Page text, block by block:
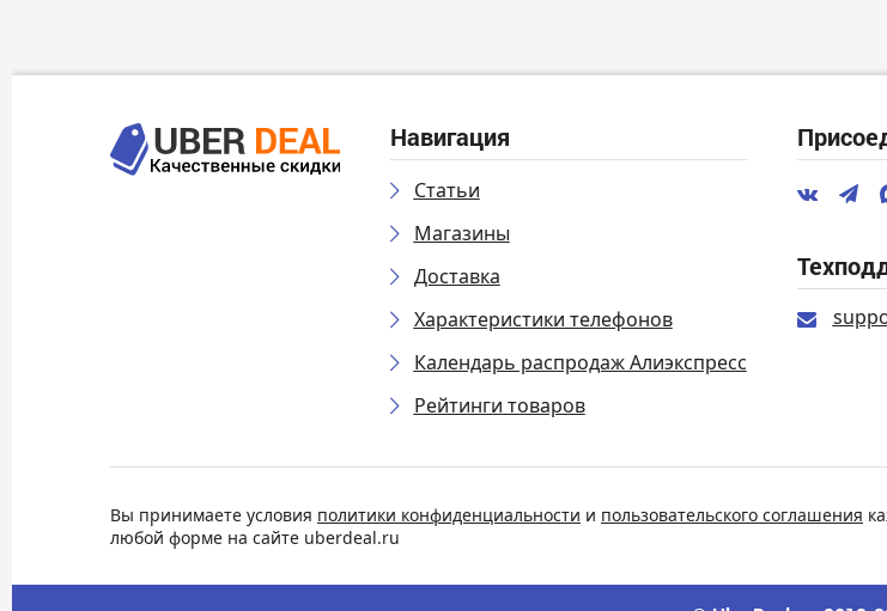
Навигация
Статьи
Магазины
Доставка
Характеристики телефонов
Календарь распродаж Алиэкспресс
Рейтинги товаров
Вы принимаете условия политики конфиденциальности и пользовательского соглашения
любой форме на сайте uberdeal.ru